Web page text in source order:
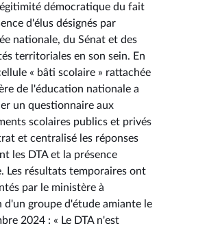
démocratique du fait
d'élus désignés par
nationale, du Sénat et des
territoriales en son sein. En
« bâti scolaire » rattachée
de l'éducation nationale a
un questionnaire aux
scolaires publics et privés
et centralisé les réponses
les DTA et la présence
Les résultats temporaires ont
par le ministère à
d'un groupe d'étude amiante le
2024 : « Le DTA n'est